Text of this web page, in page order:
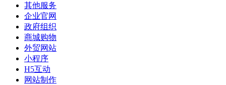
其他服务
企业官网
政府组织
商城购物
外贸网站
小程序
H5互动
网站制作